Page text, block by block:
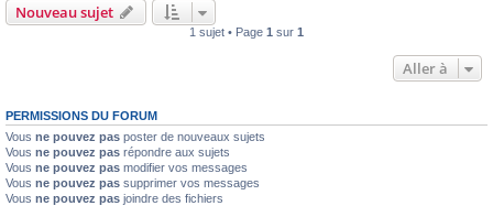
Nouveau sujet
1 sujet • Page 1 sur 1
Aller à
PERMISSIONS DU FORUM
Vous ne pouvez pas poster de nouveaux sujets
Vous ne pouvez pas répondre aux sujets
Vous ne pouvez pas modifier vos messages
Vous ne pouvez pas supprimer vos messages
Vous ne pouvez pas joindre des fichiers